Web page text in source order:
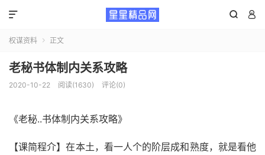
 

权谋资料  正文
老秘书‬体制内关系攻略
2020-10-22 阅读(1630) 评论(0)
《老秘..书‬体制内关系攻略》
【课简程‬介】在本土，看一人个‬的阶层成和‬熟度，就是‬看他